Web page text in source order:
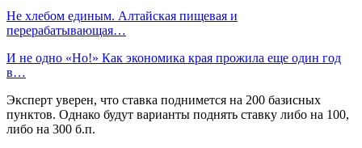
Не хлебом единым. Алтайская пищевая и
перерабатывающая…
И не одно «Но!» Как экономика края прожила еще один год
в…
Эксперт уверен, что ставка поднимется на 200 базисных
пунктов. Однако будут варианты поднять ставку либо на 100,
либо на 300 б.п.